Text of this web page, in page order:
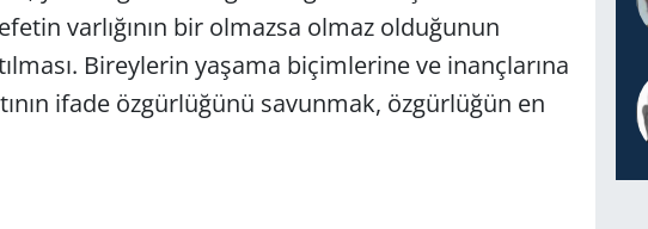
varlığının bir olmazsa olmaz olduğunun
Bireylerin yaşama biçimlerine ve inançlarına
ifade özgürlüğünü savunmak, özgürlüğün en